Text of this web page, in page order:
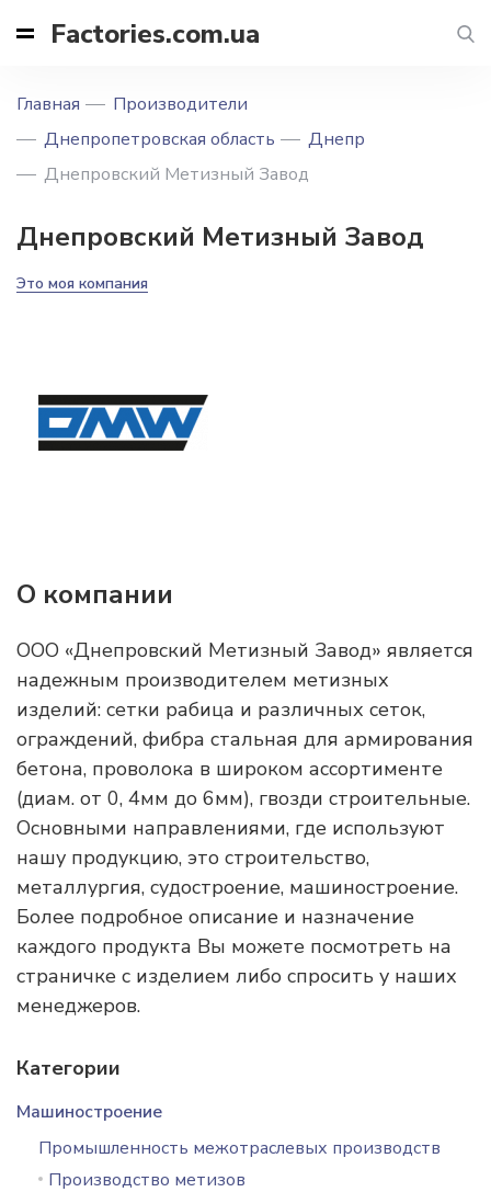
Factories.com.ua
Главная
Производители
Днепропетровская область
Днепр
Днепровский Метизный Завод
Днепровский Метизный Завод
Это моя компания
О компании
ООО «Днепровский Метизный Завод» является
надежным производителем метизных
изделий: сетки рабица и различных сеток,
ограждений, фибра стальная для армирования
бетона, проволока в широком ассортименте
(диам. от 0, 4мм до 6мм), гвозди строительные.
Основными направлениями, где используют
нашу продукцию, это строительство,
металлургия, судостроение, машиностроение.
Более подробное описание и назначение
каждого продукта Вы можете посмотреть на
страничке с изделием либо спросить у наших
менеджеров.
Категории
Машиностроение
Промышленность межотраслевых производств
Производство метизов